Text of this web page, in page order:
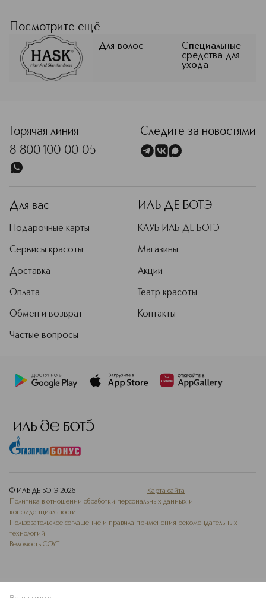
HASK
Посмотрите ещё
Для волос
Специальные
средства для
ухода
Горячая линия
8-800-100-00-05
Следите за новостями
Для вас
Подарочные карты
Сервисы красоты
Доставка
Оплата
Обмен и возврат
Частые вопросы
ИЛЬ ДЕ БОТЭ
КЛУБ ИЛЬ ДЕ БОТЭ
Магазины
Акции
Театр красоты
Контакты
© ИЛЬ ДЕ БОТЭ 2026
Карта сайта
Политика в отношении обработки персональных данных и
конфиденциальности
Пользовательское соглашение и правила применения рекомендательных
технологий
Ведомость СОУТ